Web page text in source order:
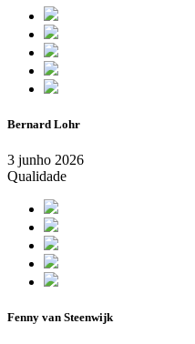
Bernard Lohr
3 junho 2026
Qualidade
Fenny van Steenwijk